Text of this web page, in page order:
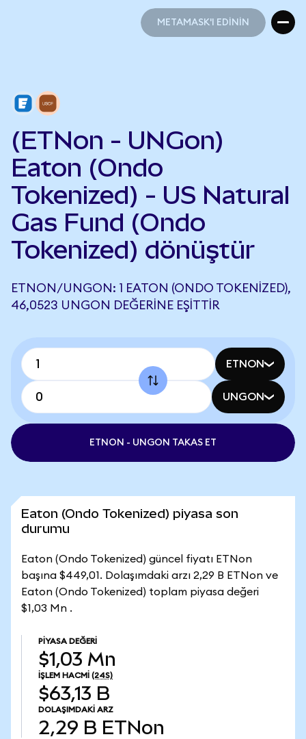
METAMASK'I EDİNİN
(ETNon - UNGon)
Eaton (Ondo
Tokenized) - US Natural
Gas Fund (Ondo
Tokenized) dönüştür
ETNON/UNGON: 1 EATON (ONDO TOKENIZED),
46,0523 UNGON DEĞERINE EŞITTIR
ETNON
UNGON
ETNON - UNGON TAKAS ET
Eaton (Ondo Tokenized) piyasa son
durumu
Eaton (Ondo Tokenized) güncel fiyatı ETNon
başına $449,01. Dolaşımdaki arzı 2,29 B ETNon ve
Eaton (Ondo Tokenized) toplam piyasa değeri
$1,03 Mn .
PIYASA DEĞERI
$1,03 Mn
İŞLEM HACMI (24S)
$63,13 B
DOLAŞIMDAKI ARZ
2,29 B ETNon